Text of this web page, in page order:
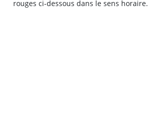
rouges ci-dessous dans le sens horaire.